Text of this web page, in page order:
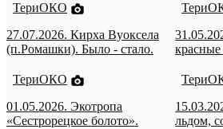
ТериОКО
27.07.2026. Кирха Вуоксела
(п.Ромашки). Было - стало.
ТериОКО
01.05.2026. Экотропа
«Сестрорецкое болото».
льдом,